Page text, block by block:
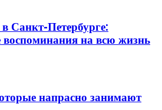
Санкт-Петербурге:
воспоминания на всю жизнь
напрасно занимают